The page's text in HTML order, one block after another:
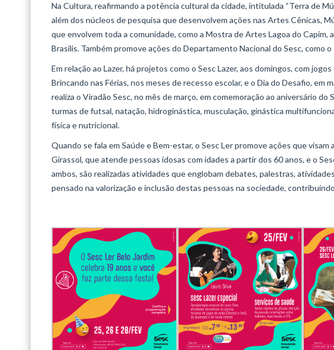
Na Cultura, reafirmando a potência cultural da cidade, intitulada “Terra de
além dos núcleos de pesquisa que desenvolvem ações nas Artes Cênicas,
que envolvem toda a comunidade, como a Mostra de Artes Lagoa do
Brasilis. Também promove ações do Departamento Nacional do Sesc, como
Em relação ao Lazer, há projetos como o Sesc Lazer, aos domingos, com
Brincando nas Férias, nos meses de recesso escolar, e o Dia do Desafio, em
realiza o Viradão Sesc, no mês de março, em comemoração ao aniversário
turmas de futsal, natação, hidroginástica, musculação, ginástica
física e nutricional.
Quando se fala em Saúde e Bem-estar, o Sesc Ler promove ações que
Girassol, que atende pessoas idosas com idades a partir dos 60 anos, e o
ambos, são realizadas atividades que englobam debates, palestras,
pensado na valorização e inclusão destas pessoas na sociedade,